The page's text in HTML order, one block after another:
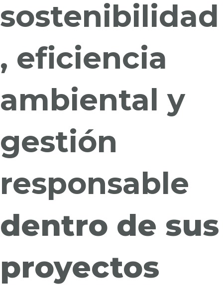
sostenibilidad
, eficiencia
ambiental y
gestión
responsable
dentro de sus
proyectos